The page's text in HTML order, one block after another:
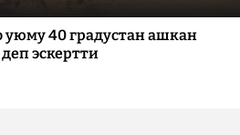
уюму 40 градустан ашкан
эскертти